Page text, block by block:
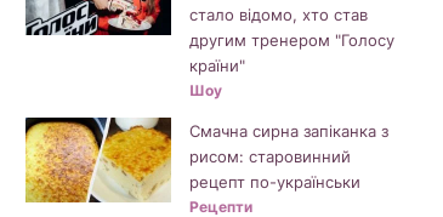
стало відомо, хто став
другим тренером "Голосу
країни"
Шоу
Смачна сирна запіканка з
рисом: старовинний
рецепт по-українськи
Рецепти